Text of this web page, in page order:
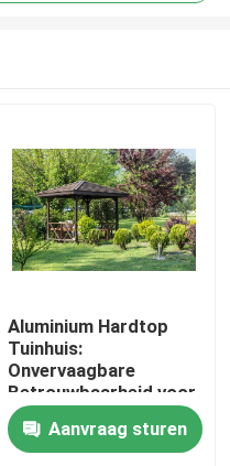
Aluminium Hardtop
Tuinhuis:
Onvervaagbare
Betrouwbaarheid voor
Uw Buitenruimte
Aanvraag sturen